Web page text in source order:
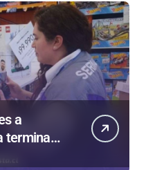
a
termina